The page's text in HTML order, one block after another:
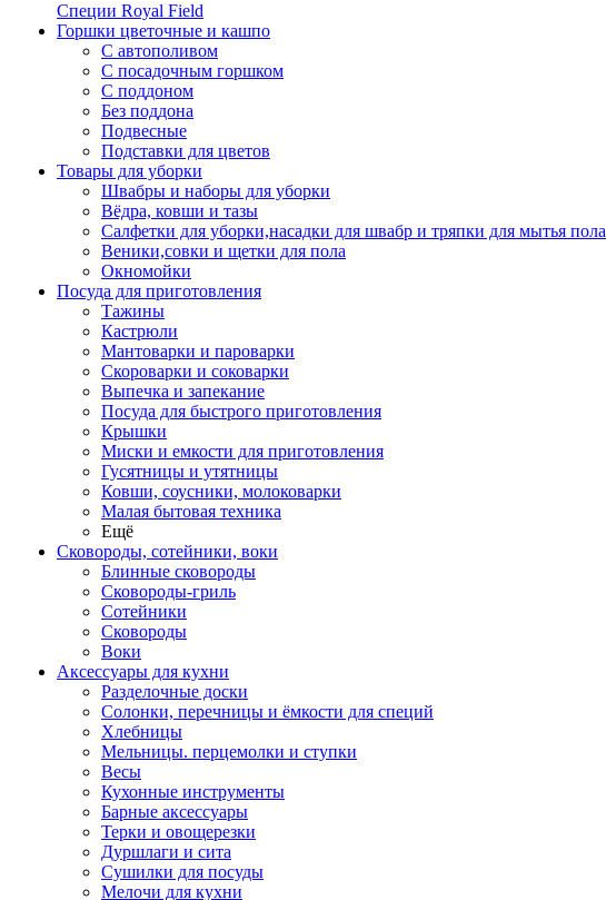
Специи Royal Field
Горшки цветочные и кашпо
С автополивом
С посадочным горшком
С поддоном
Без поддона
Подвесные
Подставки для цветов
Товары для уборки
Швабры и наборы для уборки
Вёдра, ковши и тазы
Салфетки для уборки,насадки для швабр и тряпки для мытья пола
Веники,совки и щетки для пола
Окномойки
Посуда для приготовления
Тажины
Кастрюли
Мантоварки и пароварки
Скороварки и соковарки
Выпечка и запекание
Посуда для быстрого приготовления
Крышки
Миски и емкости для приготовления
Гусятницы и утятницы
Ковши, соусники, молоковарки
Малая бытовая техника
Ещё
Сковороды, сотейники, воки
Блинные сковороды
Сковороды-гриль
Сотейники
Сковороды
Воки
Аксессуары для кухни
Разделочные доски
Солонки, перечницы и ёмкости для специй
Хлебницы
Мельницы. перцемолки и ступки
Весы
Кухонные инструменты
Барные аксессуары
Терки и овощерезки
Дуршлаги и сита
Сушилки для посуды
Мелочи для кухни